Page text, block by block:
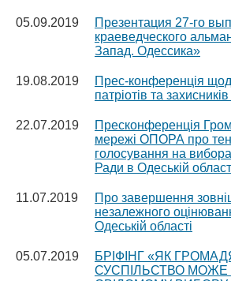
05.09.2019
Презентация 27-го
краеведческого
Запад. Одессика»
19.08.2019
Прес-конференція
патріотів та
22.07.2019
Пресконференція
мережі ОПОРА про
голосування на
Ради в Одеській
11.07.2019
Про завершення
незалежного
Одеській області
05.07.2019
БРІФІНГ «ЯК
СУСПІЛЬСТВО